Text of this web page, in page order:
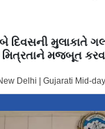
બે દિવસની મુલાકાતે
મજબૂત
Delhi | Gujarati Mid-